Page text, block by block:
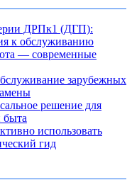
ДРПк1 (ДГП):
к обслуживанию
— современные
зарубежных
решение для
использовать
гид